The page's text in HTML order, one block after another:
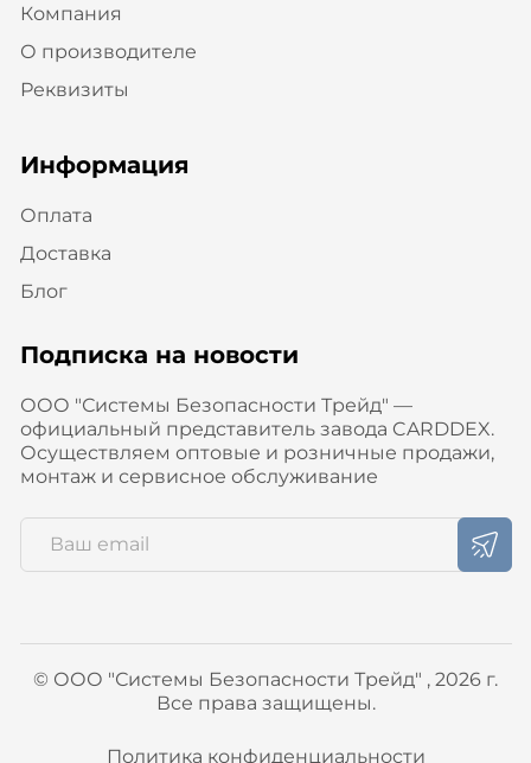
Компания
О производителе
Реквизиты
Информация
Оплата
Доставка
Блог
Подписка на новости
ООО "Системы Безопасности Трейд" —
официальный представитель завода CARDDEX.
Осуществляем оптовые и розничные продажи,
монтаж и сервисное обслуживание
© ООО "Системы Безопасности Трейд" , 2026 г.
Все права защищены.
Политика конфиденциальности